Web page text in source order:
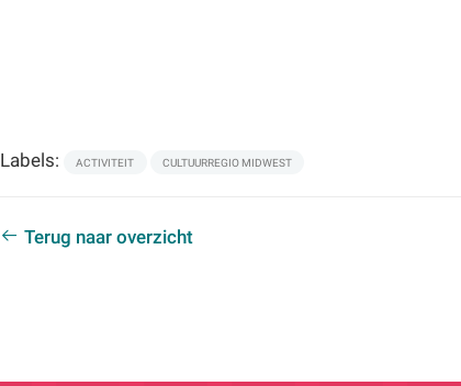
Labels: ACTIVITEIT CULTUURREGIO MIDWEST
Terug naar overzicht